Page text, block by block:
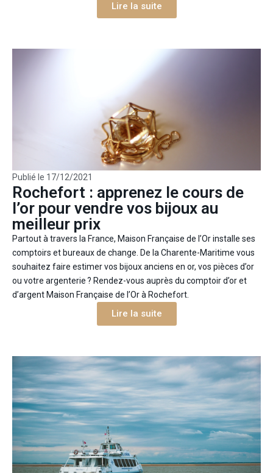
Lire la suite
Publié le 17/12/2021
Rochefort : apprenez le cours de
l’or pour vendre vos bijoux au
meilleur prix
Partout à travers la France, Maison Française de l’Or installe ses
comptoirs et bureaux de change. De la Charente-Maritime vous
souhaitez faire estimer vos bijoux anciens en or, vos pièces d’or
ou votre argenterie ? Rendez-vous auprès du comptoir d’or et
d’argent Maison Française de l’Or à Rochefort.
Lire la suite